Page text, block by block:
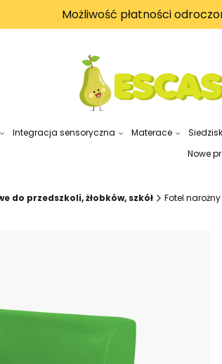
Możliwość płatności
Integracja sensoryczna Materace
Nowe
do przedszkoli, żłobków, szkół Fotel